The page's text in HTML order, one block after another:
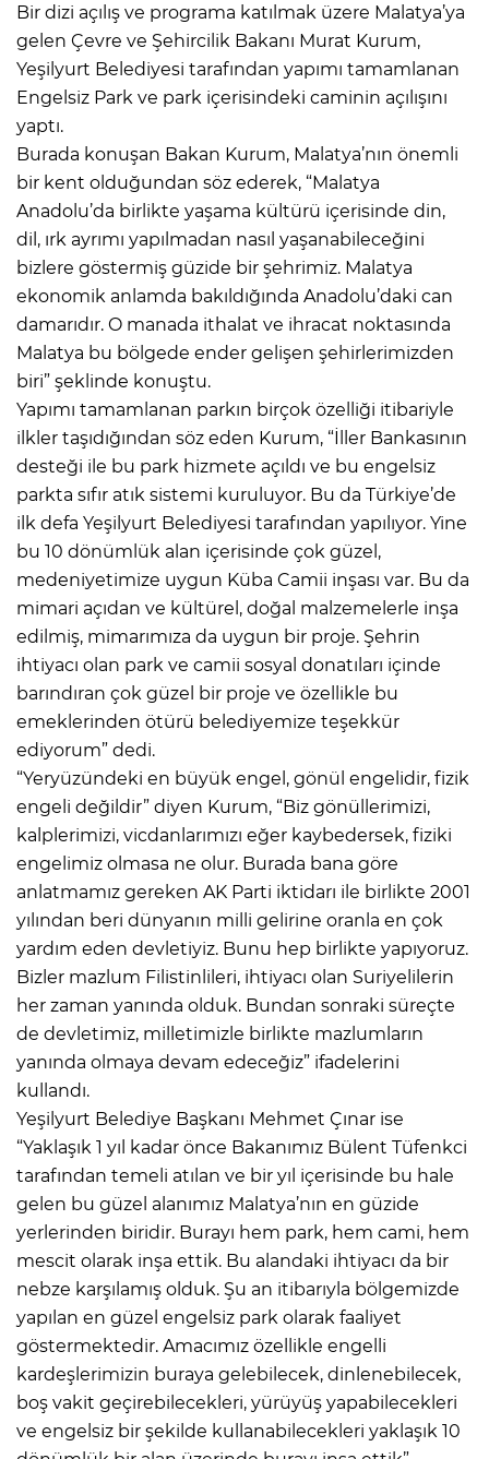
Bir dizi açılış ve programa katılmak üzere Malatya’ya
gelen Çevre ve Şehircilik Bakanı Murat Kurum,
Yeşilyurt Belediyesi tarafından yapımı tamamlanan
Engelsiz Park ve park içerisindeki caminin açılışını
yaptı.
Burada konuşan Bakan Kurum, Malatya’nın önemli
bir kent olduğundan söz ederek, “Malatya
Anadolu’da birlikte yaşama kültürü içerisinde din,
dil, ırk ayrımı yapılmadan nasıl yaşanabileceğini
bizlere göstermiş güzide bir şehrimiz. Malatya
ekonomik anlamda bakıldığında Anadolu’daki can
damarıdır. O manada ithalat ve ihracat noktasında
Malatya bu bölgede ender gelişen şehirlerimizden
biri” şeklinde konuştu.
Yapımı tamamlanan parkın birçok özelliği itibariyle
ilkler taşıdığından söz eden Kurum, “İller Bankasının
desteği ile bu park hizmete açıldı ve bu engelsiz
parkta sıfır atık sistemi kuruluyor. Bu da Türkiye’de
ilk defa Yeşilyurt Belediyesi tarafından yapılıyor. Yine
bu 10 dönümlük alan içerisinde çok güzel,
medeniyetimize uygun Küba Camii inşası var. Bu da
mimari açıdan ve kültürel, doğal malzemelerle inşa
edilmiş, mimarımıza da uygun bir proje. Şehrin
ihtiyacı olan park ve camii sosyal donatıları içinde
barındıran çok güzel bir proje ve özellikle bu
emeklerinden ötürü belediyemize teşekkür
ediyorum” dedi.
“Yeryüzündeki en büyük engel, gönül engelidir, fizik
engeli değildir” diyen Kurum, “Biz gönüllerimizi,
kalplerimizi, vicdanlarımızı eğer kaybedersek, fiziki
engelimiz olmasa ne olur. Burada bana göre
anlatmamız gereken AK Parti iktidarı ile birlikte 2001
yılından beri dünyanın milli gelirine oranla en çok
yardım eden devletiyiz. Bunu hep birlikte yapıyoruz.
Bizler mazlum Filistinlileri, ihtiyacı olan Suriyelilerin
her zaman yanında olduk. Bundan sonraki süreçte
de devletimiz, milletimizle birlikte mazlumların
yanında olmaya devam edeceğiz” ifadelerini
kullandı.
Yeşilyurt Belediye Başkanı Mehmet Çınar ise
“Yaklaşık 1 yıl kadar önce Bakanımız Bülent Tüfenkci
tarafından temeli atılan ve bir yıl içerisinde bu hale
gelen bu güzel alanımız Malatya’nın en güzide
yerlerinden biridir. Burayı hem park, hem cami, hem
mescit olarak inşa ettik. Bu alandaki ihtiyacı da bir
nebze karşılamış olduk. Şu an itibarıyla bölgemizde
yapılan en güzel engelsiz park olarak faaliyet
göstermektedir. Amacımız özellikle engelli
kardeşlerimizin buraya gelebilecek, dinlenebilecek,
boş vakit geçirebilecekleri, yürüyüş yapabilecekleri
ve engelsiz bir şekilde kullanabilecekleri yaklaşık 10